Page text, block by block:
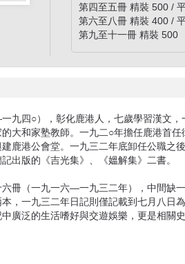
第四至五冊 精裝 500 /
第六至八冊 精裝 400 /
第九至十一冊 精裝 500
九四○），彰化鹿港人，七歲學習漢文
大和家塾教師。一九二○年擔任鹿港首
鹿港公會堂。一九三二年底卸任公職之
記出版的《吉光集》、《媼解集》二書
六冊（一九一六—一九三二年），中間缺
，一九三二年日記則僅記載到七月八日
廣泛的生活嗜好與交遊娛樂，更是相關